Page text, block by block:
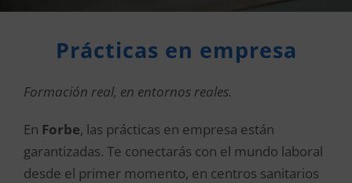
Prácticas en empresa
Formación real, en entornos reales.
En Forbe, las prácticas en empresa están
garantizadas. Te conectarás con el mundo laboral
desde el primer momento, en centros sanitarios